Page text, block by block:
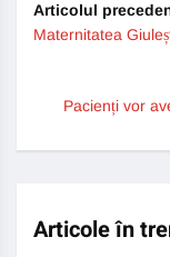
Articolul
Maternitatea
Pacienți vor
Articole în